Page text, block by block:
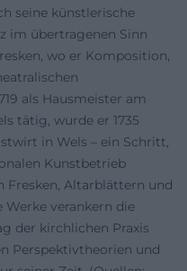
seine künstlerische
im übertragenen Sinn
wo er Komposition,
als Hausmeister am
tätig, wurde er 1735
in Wels – ein Schritt,
Kunstbetrieb
Fresken, Altarblättern und
verankern die
der kirchlichen Praxis
Perspektivtheorien und